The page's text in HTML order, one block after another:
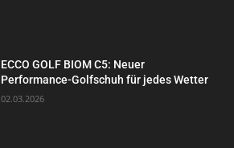
ECCO GOLF BIOM C5: Neuer
Performance-Golfschuh für jedes Wetter
02.03.2026